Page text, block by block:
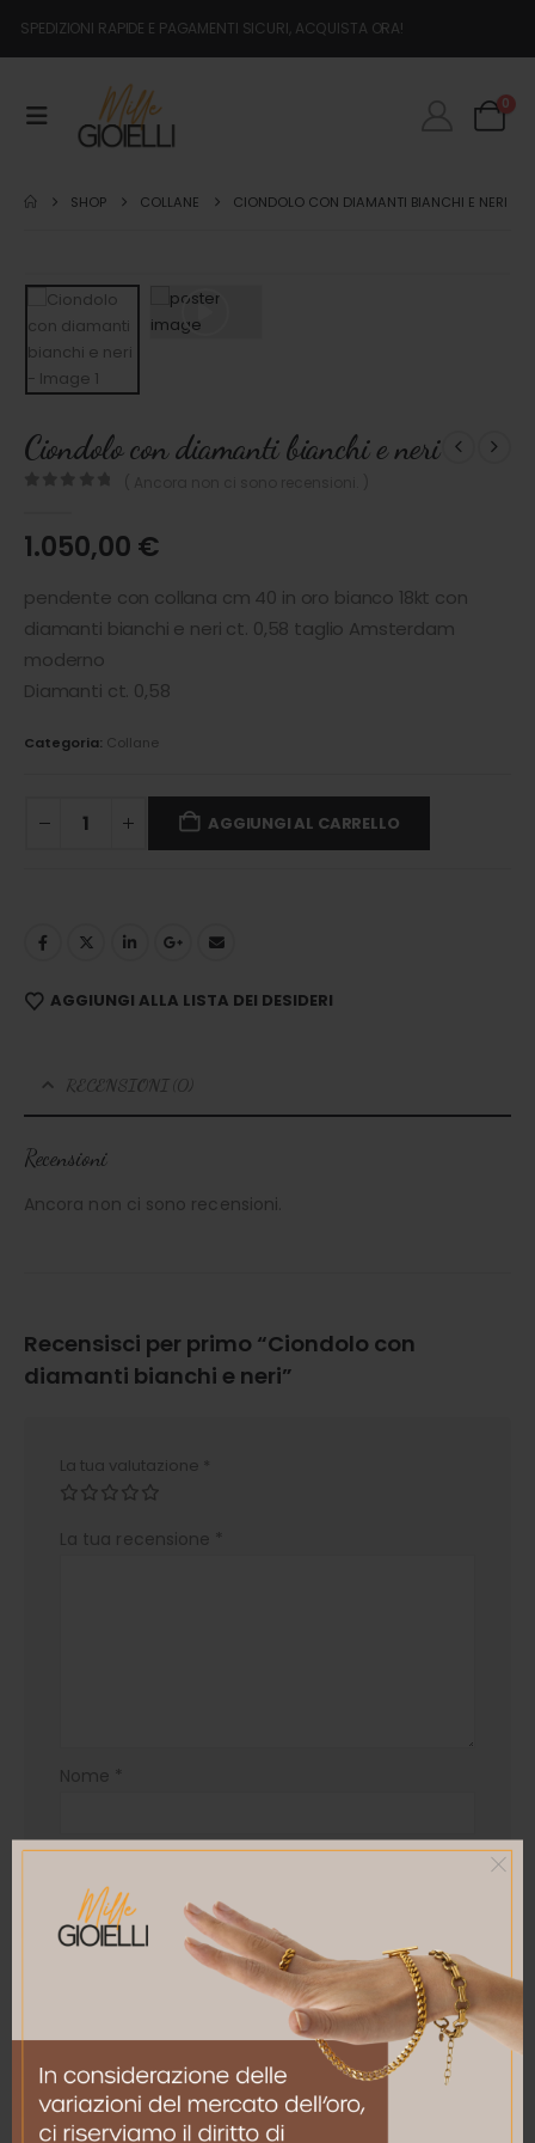
SPEDIZIONI RAPIDE E PAGAMENTI SICURI, ACQUISTA ORA!
0
SHOP COLLANE CIONDOLO CON DIAMANTI BIANCHI E NERI
Ciondolo con diamanti bianchi e neri
1.050,00 €
pendente con collana cm 40 in oro bianco 18kt con
diamanti bianchi e neri ct. 0,58 taglio Amsterdam
moderno
Diamanti ct. 0,58
Categoria: Collane
AGGIUNGI AL CARRELLO
AGGIUNGI ALLA LISTA DEI DESIDERI
RECENSIONI (0)
Recensioni
Ancora non ci sono recensioni.
Recensisci per primo “Ciondolo con
diamanti bianchi e neri”
La tua valutazione *
La tua recensione *
Nome *
Salva il mio nome, email e sito web in questo
browser per la prossima volta che commento.